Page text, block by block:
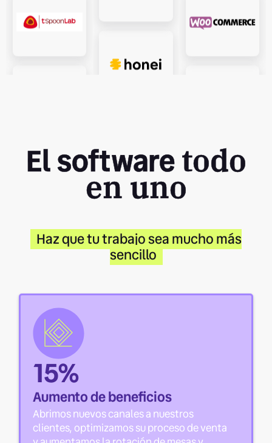
El softwaretodo
en uno
Haz que tu trabajo sea mucho más
sencillo
15%
Aumento de beneficios
Abrimos nuevos canales a nuestros
clientes, optimizamos su proceso de venta